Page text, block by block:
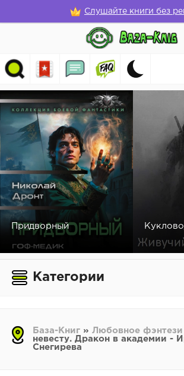
Слушайте книги без
Придворный
Категории
База-Книг » Любовное фэнтези
невесту. Дракон в академии -
Снегирева